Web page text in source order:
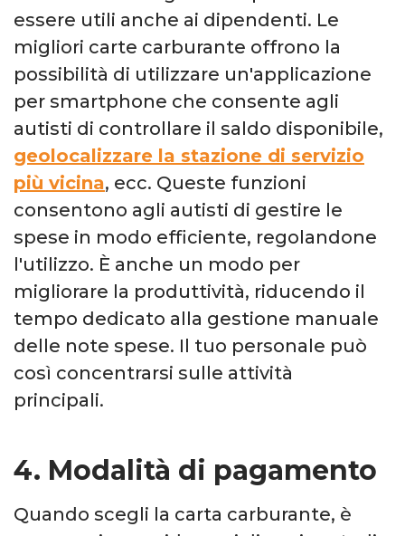
essere utili anche ai dipendenti. Le
migliori carte carburante offrono la
possibilità di utilizzare un'applicazione
per smartphone che consente agli
autisti di controllare il saldo disponibile,
geolocalizzare la stazione di servizio
più vicina, ecc. Queste funzioni
consentono agli autisti di gestire le
spese in modo efficiente, regolandone
l'utilizzo. È anche un modo per
migliorare la produttività, riducendo il
tempo dedicato alla gestione manuale
delle note spese. Il tuo personale può
così concentrarsi sulle attività
principali.
4. Modalità di pagamento
Quando scegli la carta carburante, è